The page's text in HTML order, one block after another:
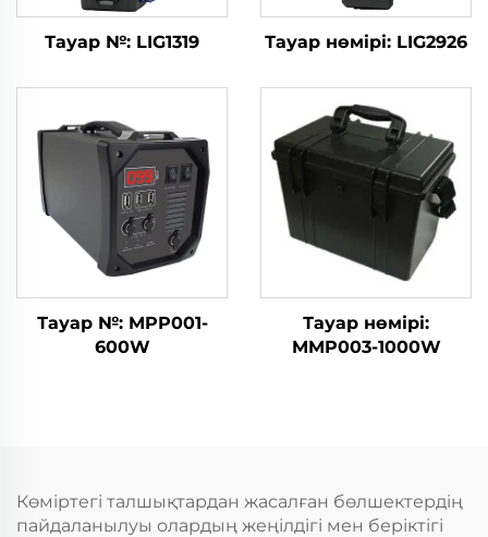
Тауар №: LIG1319 Тауар нөмірі: LIG2926
Тауар №: MPP001-
600W
Тауар нөмірі:
MMP003-1000W
Көміртегі талшықтардан жасалған бөлшектердің
пайдаланылуы олардың жеңілдігі мен беріктігі